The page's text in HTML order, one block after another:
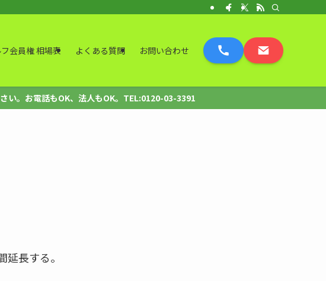
会員権 相場表 よくある質問 お問い合わせ
い。お電話もOK、法人もOK。TEL:0120-03-3391
長する。